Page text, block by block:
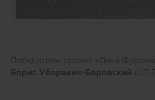
Победитель: проект «Дача
Борис Уборевич-Боровский